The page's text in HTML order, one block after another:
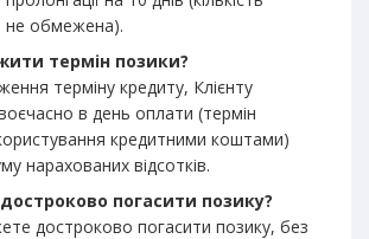
не обмежена).
термін позики?
терміну кредиту, Клієнту
в день оплати (термін
кредитними коштами)
нарахованих відсотків.
погасити позику?
достроково погасити позику, без